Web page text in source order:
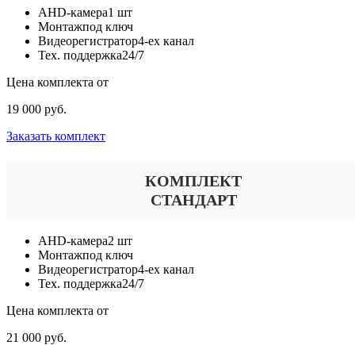
AHD-камера1 шт
Монтажпод ключ
Видеорегистратор4-ех канал
Тех. поддержка24/7
Цена комплекта от
19 000 руб.
Заказать комплект
КОМПЛЕКТ
СТАНДАРТ
AHD-камера2 шт
Монтажпод ключ
Видеорегистратор4-ех канал
Тех. поддержка24/7
Цена комплекта от
21 000 руб.